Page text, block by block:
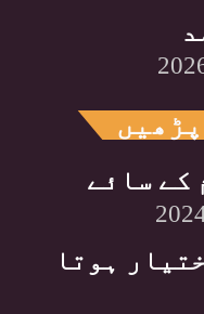
کے سائے
ہوتا